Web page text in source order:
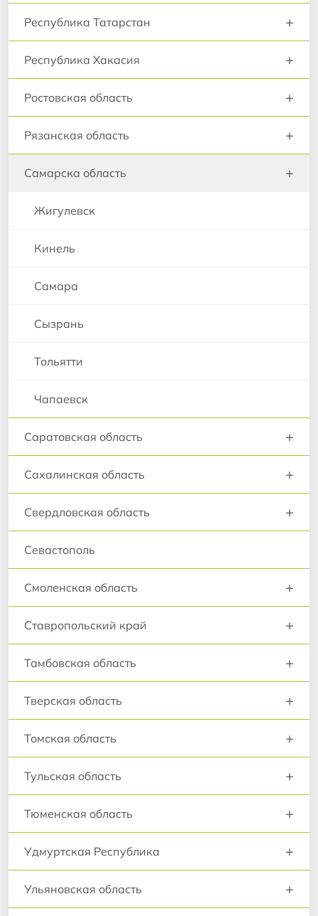
Республика Татарстан +
Республика Хакасия +
Ростовская область +
Рязанская область +
Самарска область +
Жигулевск
Кинель
Самара
Сызрань
Тольятти
Чапаевск
Саратовская область +
Сахалинская область +
Свердловская область +
Севастополь
Смоленская область +
Ставропольский край +
Тамбовская область +
Тверская область +
Томская область +
Тульская область +
Тюменская область +
Удмуртская Республика +
Ульяновская область +